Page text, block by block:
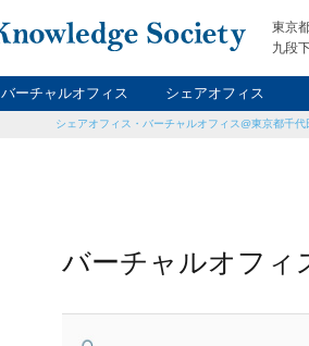
東京
九段
バーチャルオフィス シェアオフィス
ナ
シェアオフィス・バーチャルオフィス@東京都千
バーチャルオフィ